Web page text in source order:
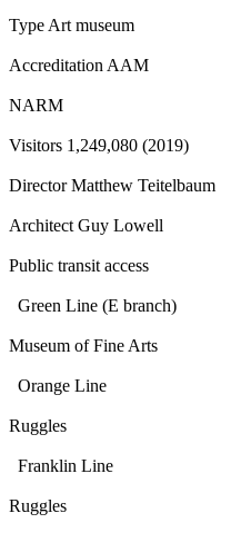
Type Art museum
Accreditation AAM
NARM
Visitors 1,249,080 (2019)
Director Matthew Teitelbaum
Architect Guy Lowell
Public transit access
Green Line (E branch)
Museum of Fine Arts
Orange Line
Ruggles
Franklin Line
Ruggles